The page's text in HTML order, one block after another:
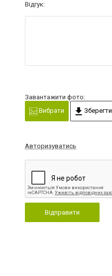
Відгук:
Завантажити фото:
Вибрати
Зберегти
Авторизуватись
Відправити